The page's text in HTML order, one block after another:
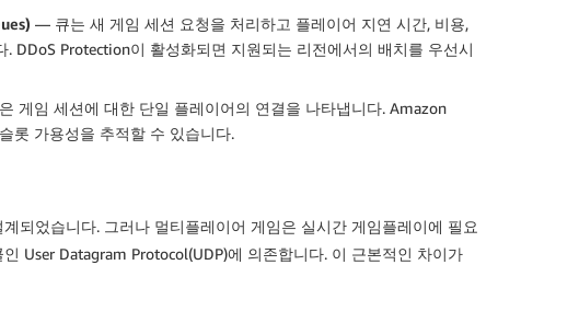
— 큐는 새 게임 세션 요청을 처리하고 플레이어 지연 시간, 비용,
DDoS Protection이 활성화되면 지원되는 리전에서의 배치를 우선시
게임 세션에 대한 단일 플레이어의 연결을 나타냅니다. Amazon
롯 가용성을 추적할 수 있습니다.
되었습니다. 그러나 멀티플레이어 게임은 실시간 게임플레이에 필요
User Datagram Protocol(UDP)에 의존합니다. 이 근본적인 차이가